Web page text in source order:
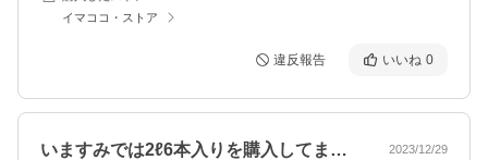
イマココ・ストア
違反報告 いいね 0
いますみでは2ℓ6本入りを購入してまし… 2023/12/29